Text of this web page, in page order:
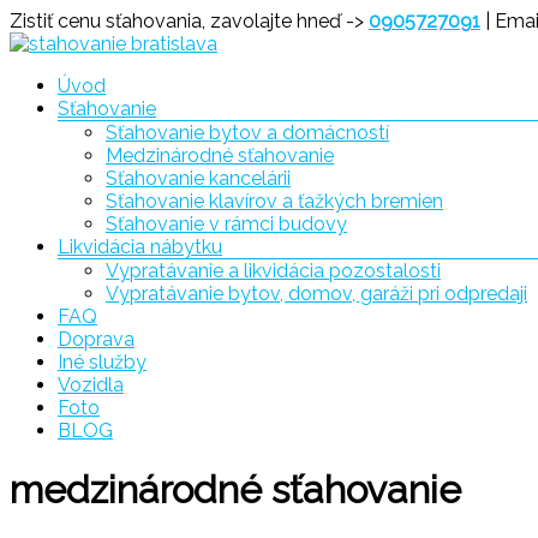
Prejsť
na
Zistiť cenu sťahovania, zavolajte hneď -> 0905727091 |
Sťahovanie
Bratislava
Menu Úvod
Sťahovanie
Sťahovanie bytov a domácností
Medzinárodné sťahovanie
Sťahovanie kancelárii
Sťahovanie klavírov a ťažkých bremien
Sťahovanie v rámci budovy
Likvidácia nábytku
Vypratávanie a likvidácia pozostalosti
Vypratávanie bytov, domov, garáži pri odpredaji
FAQ
Doprava
Iné služby
Vozidla
Foto
BLOG
medzinárodné sťahovanie